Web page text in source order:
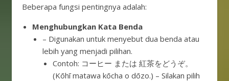
Beberapa fungsi pentingnya adalah:
Menghubungkan Kata Benda
– Digunakan untuk menyebut dua benda atau
lebih yang menjadi pilihan.
Contoh: コーヒー または 紅茶をどうぞ。
(Kōhī matawa kōcha o dōzo.) – Silakan pilih